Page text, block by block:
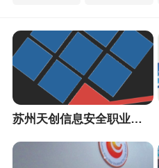
苏州天创信息安全职业培训中心